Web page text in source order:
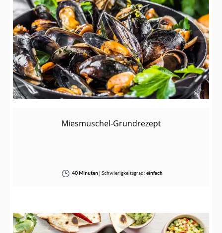
Miesmuschel-Grundrezept
40 Minuten |Schwierigkeitsgrad:einfach